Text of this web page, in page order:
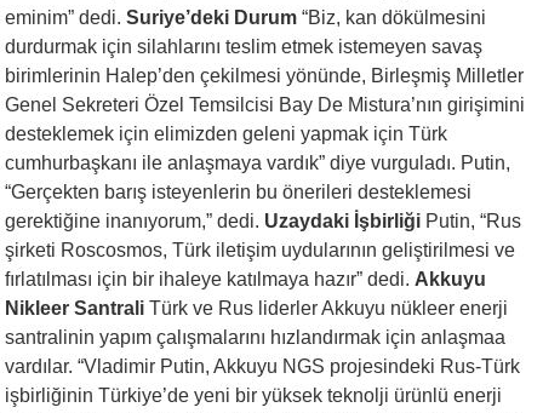
eminim” dedi.Suriye’deki Durum “Biz, kan dökülmesini
durdurmak için silahlarını teslim etmek istemeyen savaş
birimlerinin Halep’den çekilmesi yönünde, Birleşmiş Milletler
Genel Sekreteri Özel Temsilcisi Bay De Mistura’nın girişimini
desteklemek için elimizden geleni yapmak için Türk
cumhurbaşkanı ile anlaşmaya vardık” diye vurguladı. Putin,
“Gerçekten barış isteyenlerin bu önerileri desteklemesi
gerektiğine inanıyorum,” dedi. Uzaydaki İşbirliği Putin, “Rus
şirketi Roscosmos, Türk iletişim uydularının geliştirilmesi ve
fırlatılması için bir ihaleye katılmaya hazır” dedi. Akkuyu
Nikleer Santrali Türk ve Rus liderler Akkuyu nükleer enerji
santralinin yapım çalışmalarını hızlandırmak için anlaşmaa
vardılar. “Vladimir Putin, Akkuyu NGS projesindeki Rus-Türk
işbirliğinin Türkiye’de yeni bir yüksek teknolji ürünlü enerji